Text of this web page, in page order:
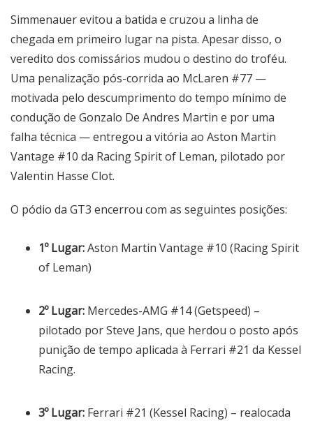
Simmenauer evitou a batida e cruzou a linha de
chegada em primeiro lugar na pista. Apesar disso, o
veredito dos comissários mudou o destino do troféu.
Uma penalização pós-corrida ao McLaren #77 —
motivada pelo descumprimento do tempo mínimo de
condução de Gonzalo De Andres Martin e por uma
falha técnica — entregou a vitória ao Aston Martin
Vantage #10 da Racing Spirit of Leman, pilotado por
Valentin Hasse Clot.
O pódio da GT3 encerrou com as seguintes posições:
1º Lugar:Aston Martin Vantage #10 (Racing Spirit
of Leman)
2º Lugar: Mercedes-AMG #14 (Getspeed) –
pilotado por Steve Jans, que herdou o posto após
punição de tempo aplicada à Ferrari #21 da Kessel
Racing.
3º Lugar: Ferrari #21 (Kessel Racing) – realocada